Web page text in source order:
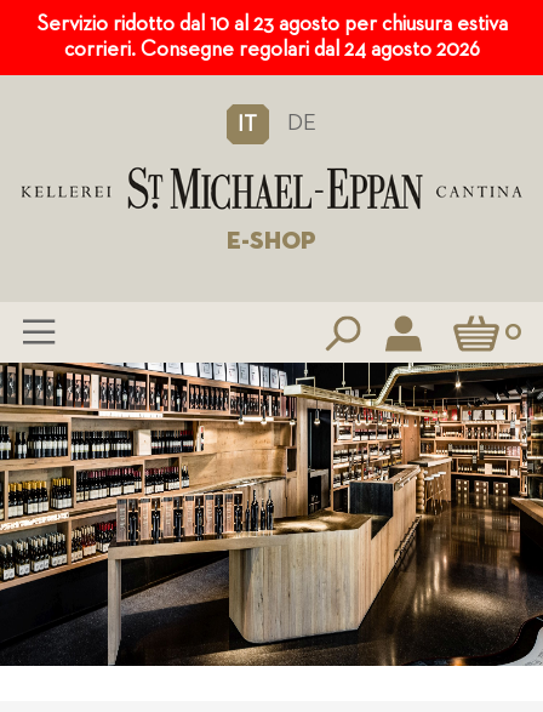
Servizio ridotto dal 10 al 23 agosto per chiusura estiva
corrieri. Consegne regolari dal 24 agosto 2026
IT DE
E-SHOP
Carrello0
Salta
al
contenuto